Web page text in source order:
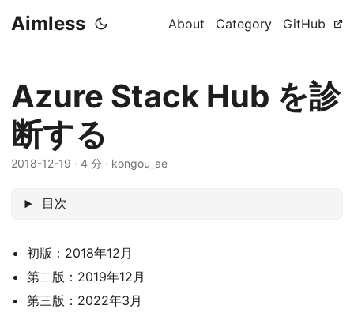
Aimless About Category GitHub
Azure Stack Hub を診
断する
2018-12-19 · 4 分 · kongou_ae
目次
初版：2018年12月
第二版：2019年12月
第三版：2022年3月